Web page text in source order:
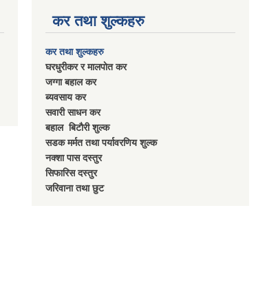
कर तथा शुल्कहरु
कर तथा शुल्कहरु
घरधुरीकर र मालपाेत कर
जग्गा बहाल कर
ब्यवसाय कर
सवारी साधन कर
बहाल बिटाैरी शुल्क
सडक मर्मत तथा पर्यावरणिय शुल्क
नक्शा पास दस्तुर
सिफारिस दस्तुर
जरिवाना तथा छुट